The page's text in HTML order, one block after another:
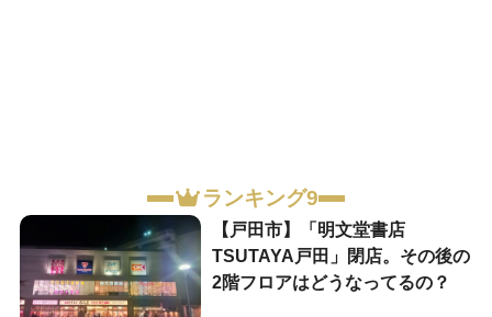
ランキング9
【戸田市】「明文堂書店
TSUTAYA戸田」閉店。その後の
2階フロアはどうなってるの？